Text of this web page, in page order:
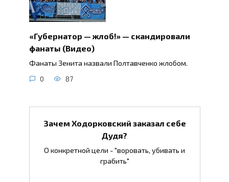
«Губернатор — жлоб!» — скандировали
фанаты (Видео)
Фанаты Зенита назвали Полтавченко жлобом.
0 87
Зачем Ходорковский заказал себе
Дудя?
О конкретной цели - "воровать, убивать и
грабить"